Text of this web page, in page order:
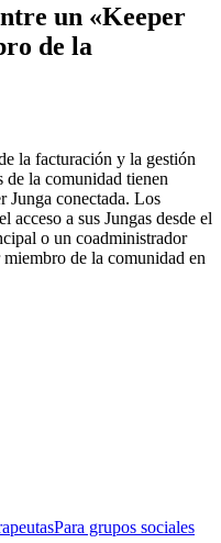
un «Keeper
de la
la facturación y la gestión
de la comunidad tienen
Junga conectada. Los
acceso a sus Jungas desde el
o un coadministrador
de la comunidad en
Para grupos sociales